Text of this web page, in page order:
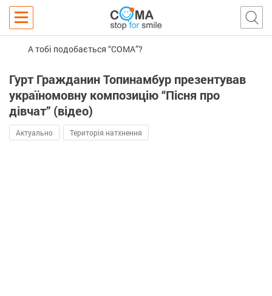
А тобі подобається “COMA”?
Гурт Гражданин Топинамбур презентував
україномовну композицію “Пісня про
дівчат” (відео)
Актуально Територія натхнення